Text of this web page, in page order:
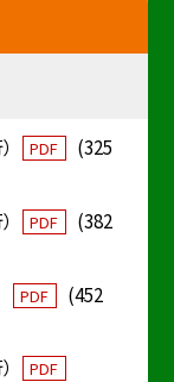
PDF
(325
PDF
(382
PDF
(452
PDF